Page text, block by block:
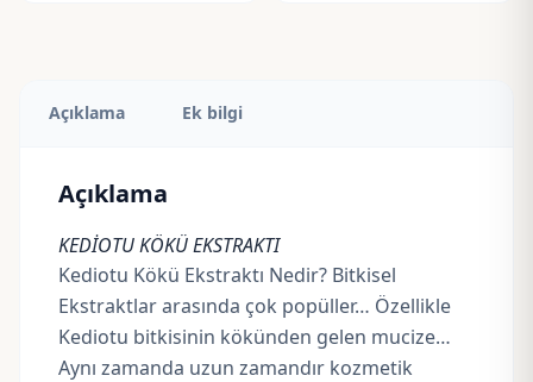
Açıklama Ek bilgi
Açıklama
KEDİOTU KÖKÜ EKSTRAKTI
Kediotu Kökü Ekstraktı Nedir? Bitkisel
Ekstraktlar arasında çok popüller… Özellikle
Kediotu bitkisinin kökünden gelen mucize…
Aynı zamanda uzun zamandır kozmetik